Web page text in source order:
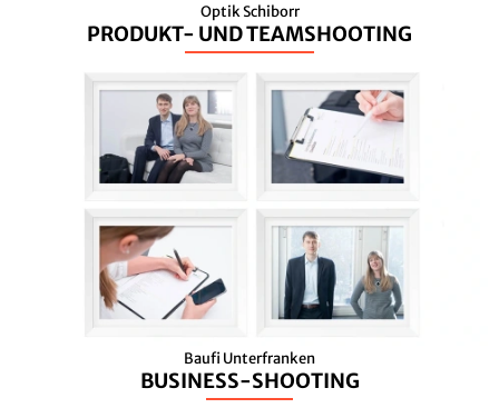
Optik Schiborr
PRODUKT- UND TEAMSHOOTING
Baufi Unterfranken
BUSINESS-SHOOTING